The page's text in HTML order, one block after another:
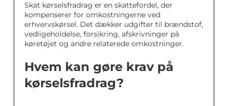
Skat kørselsfradrag er en skattefordel, der
kompenserer for omkostningerne ved
erhvervskørsel. Det dækker udgifter til brændstof,
vedligeholdelse, forsikring, afskrivninger på
køretøjet og andre relaterede omkostninger.
Hvem kan gøre krav på
kørselsfradrag?